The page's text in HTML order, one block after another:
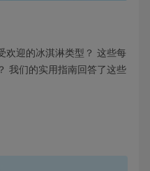
欢迎的冰淇淋类型？ 这些每
我们的实用指南回答了这些